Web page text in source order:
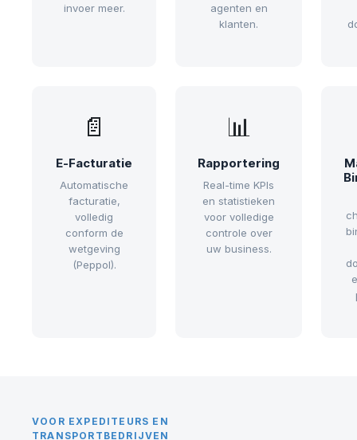
invoer meer.
agenten en
klanten.
📄
E-Facturatie
Automatische
facturatie,
volledig
conform de
wetgeving
(Peppol).
📊
Rapportering
Real-time KPIs
en statistieken
voor volledige
controle over
uw business.
VOOR EXPEDITEURS EN
TRANSPORTBEDRIJVEN